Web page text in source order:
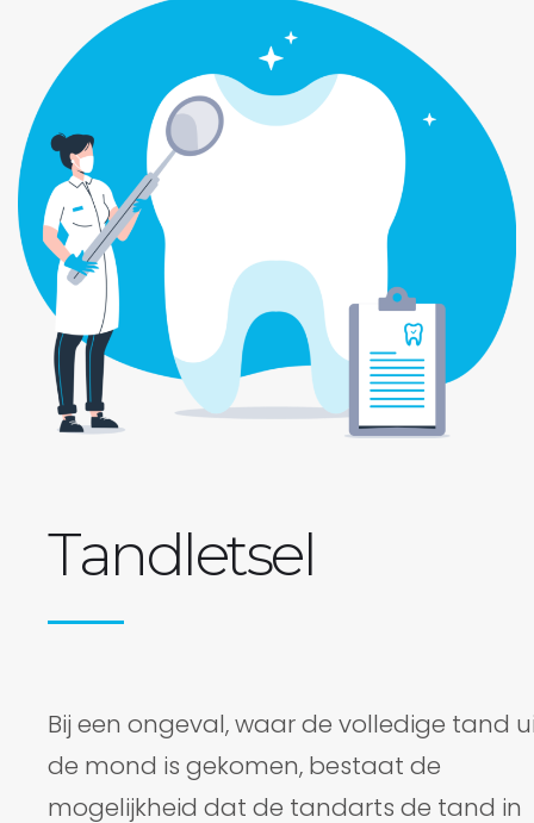
Tandletsel
Bij een ongeval, waar de volledige tand
de mond is gekomen, bestaat de
mogelijkheid dat de tandarts de tand in